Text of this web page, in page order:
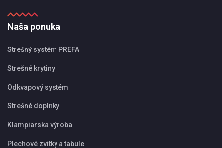
Naša ponuka
Strešný systém PREFA
Strešné krytiny
Odkvapový systém
Strešné doplnky
Klampiarska výroba
Plechové zvitky a tabule